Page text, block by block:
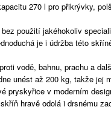
270 l pro přikrývky,
použití jakéhokoliv
je i údržba této
vodě, bahnu, prachu a
unést až 200 kg, takže jej
pryskyřice v moderním
hravě odolá i drsnému